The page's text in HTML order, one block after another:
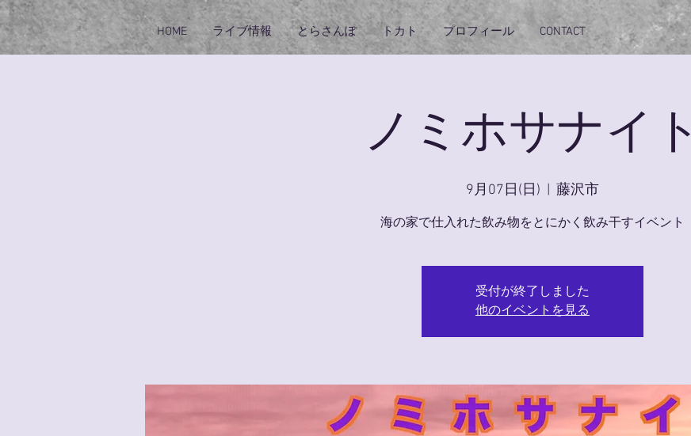
HOME ライブ情報 とらさんぽ トカト プロフィール CONTACT
ノミホサナイト
9月07日(日) 藤沢市
海の家で仕入れた飲み物をとにかく飲み干すイベント
受付が終了しました
他のイベントを見る